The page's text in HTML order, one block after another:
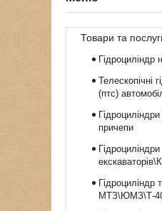
Товари та
Телескопічні
(птс)
причепи
Гідроциліндри
Гідроциліндр
МТЗ\ЮМЗ\Т-